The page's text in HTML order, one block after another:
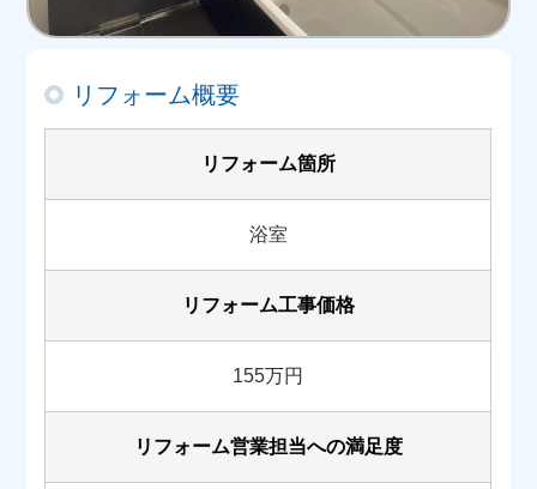
リフォーム概要
リフォーム箇所
浴室
リフォーム工事価格
155万円
リフォーム営業担当への満足度